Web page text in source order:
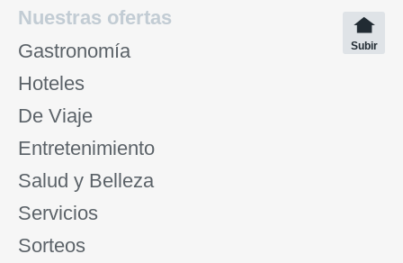
Nuestras ofertas
Gastronomía
Hoteles
De Viaje
Entretenimiento
Salud y Belleza
Servicios
Sorteos
Subir